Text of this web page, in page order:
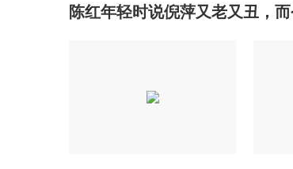
陈红年轻时说倪萍又老又丑，